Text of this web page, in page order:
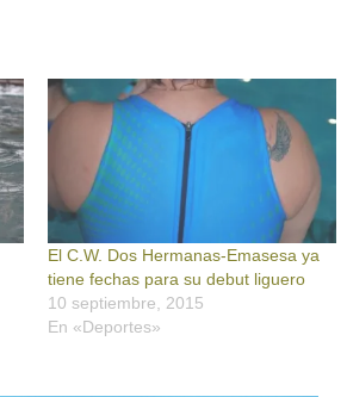
El C.W. Dos Hermanas-Emasesa ya
tiene fechas para su debut liguero
10 septiembre, 2015
En «Deportes»